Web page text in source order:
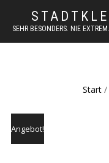
SEHR BESONDERS. NIE
Start /
Angebot!